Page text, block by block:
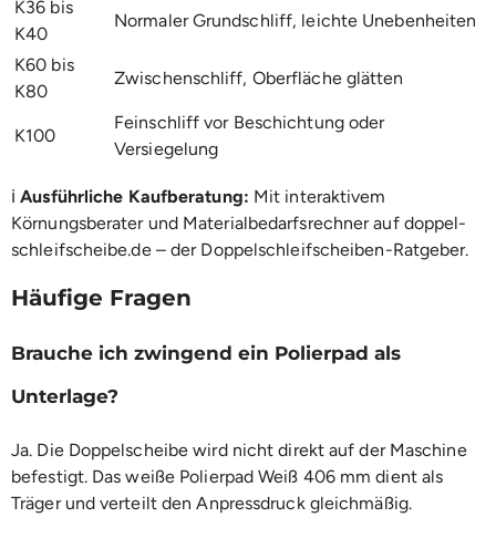
K36 bis
K40
Normaler Grundschliff, leichte Unebenheiten
K60 bis
K80
Zwischenschliff, Oberfläche glätten
K100
Feinschliff vor Beschichtung oder
Versiegelung
ℹ️Ausführliche Kaufberatung: Mit interaktivem
Körnungsberater und Materialbedarfsrechner auf doppel-
schleifscheibe.de – der Doppelschleifscheiben-Ratgeber.
Häufige Fragen
Brauche ich zwingend ein Polierpad als
Unterlage?
Ja. Die Doppelscheibe wird nicht direkt auf der Maschine
befestigt. Das weiße Polierpad Weiß 406 mm dient als
Träger und verteilt den Anpressdruck gleichmäßig.